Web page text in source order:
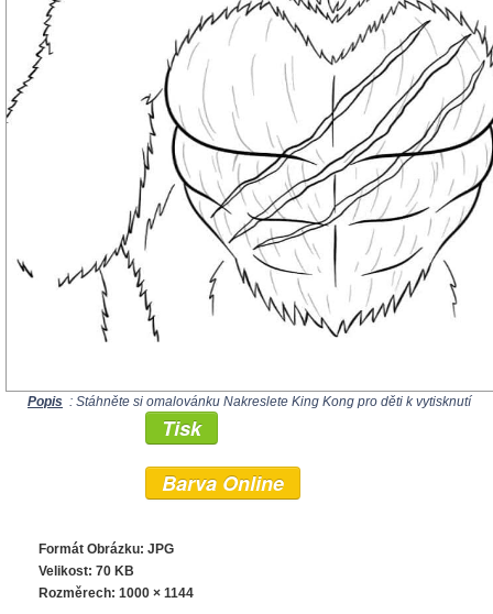
Popis : Stáhněte si omalovánku Nakreslete King Kong pro děti k vytisknutí
Tisk
Barva Online
Formát Obrázku: JPG
Velikost: 70 KB
Rozměrech: 1000 × 1144